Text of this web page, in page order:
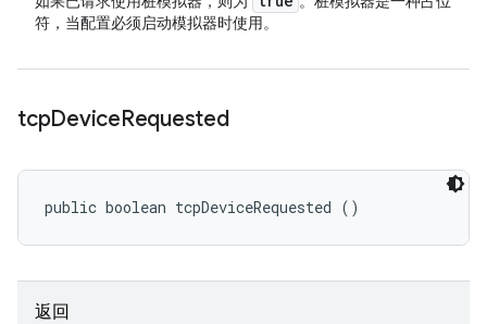
符，当配置必须启动模拟器时使用。
tcpDeviceRequested
public boolean tcpDeviceRequested ()
返回